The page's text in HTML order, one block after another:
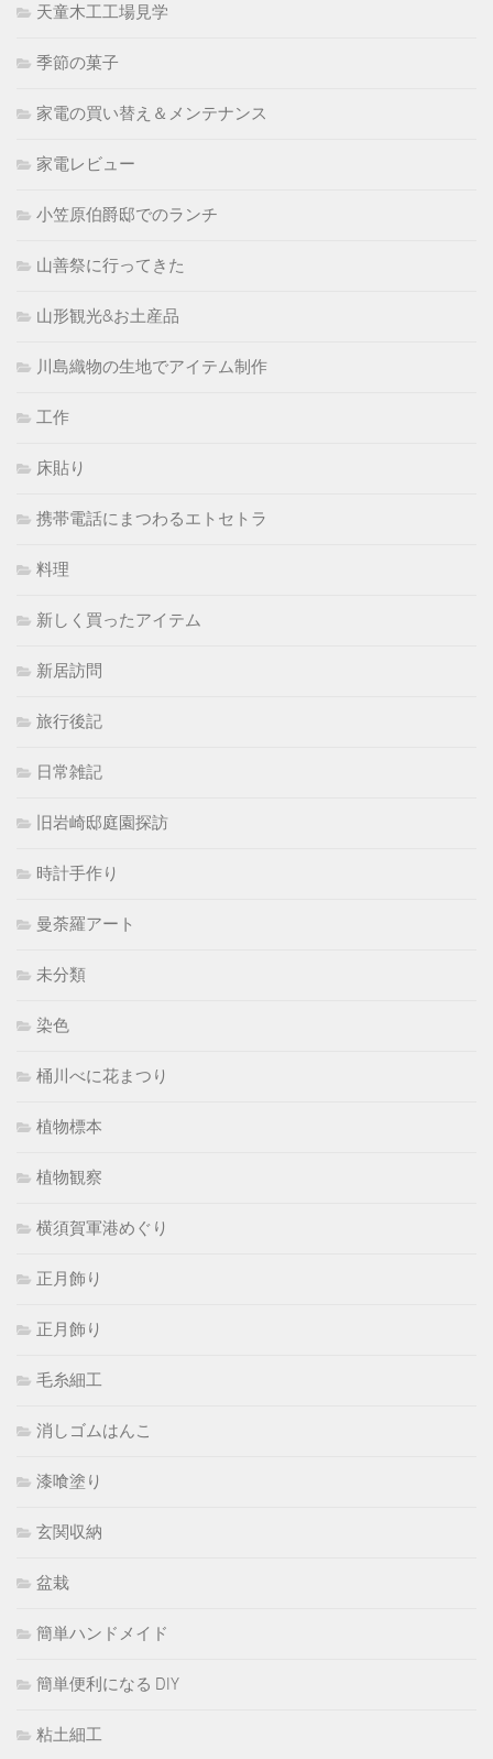
天童木工工場見学
季節の菓子
家電の買い替え＆メンテナンス
家電レビュー
小笠原伯爵邸でのランチ
山善祭に行ってきた
山形観光&お土産品
川島織物の生地でアイテム制作
工作
床貼り
携帯電話にまつわるエトセトラ
料理
新しく買ったアイテム
新居訪問
旅行後記
日常雑記
旧岩崎邸庭園探訪
時計手作り
曼荼羅アート
未分類
染色
桶川べに花まつり
植物標本
植物観察
横須賀軍港めぐり
正月飾り
正月飾り
毛糸細工
消しゴムはんこ
漆喰塗り
玄関収納
盆栽
簡単ハンドメイド
簡単便利になる DIY
粘土細工